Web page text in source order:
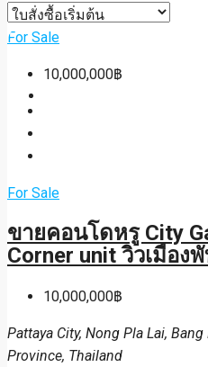
Condo / Apartment
Property Layout v4
Agent Profile
For Sale
10,000,000฿
For Sale
ขายคอนโดหรู City
Corner unit วิวเมือง
10,000,000฿
Pattaya City, Nong Pla Lai,
Province, Thailand